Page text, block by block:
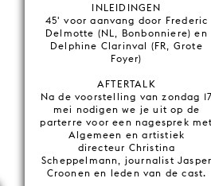
INLEIDINGEN
45' voor aanvang door Frederic
Delmotte (NL, Bonbonniere) en
Delphine Clarinval (FR, Grote
Foyer)
AFTERTALK
Na de voorstelling van zondag 17
mei nodigen we je uit op de
parterre voor een nagesprek met
Algemeen en artistiek
directeur Christina
Scheppelmann, journalist Jasper
Croonen en leden van de cast.